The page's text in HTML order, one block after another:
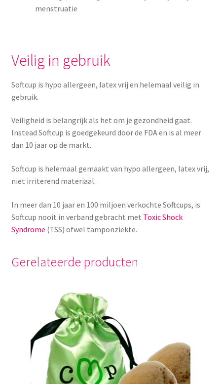
menstruatie
Veilig in gebruik
Softcup is hypo allergeen, latex vrij en helemaal veilig in
gebruik.
Veiligheid is belangrijk als het om je gezondheid gaat.
Instead Softcup is goedgekeurd door de FDA en is al meer
dan 10 jaar op de markt.
Softcup is helemaal gemaakt van hypo allergeen, latex vrij,
niet irriterend materiaal.
In meer dan 10 jaar en 100 miljoen verkochte Softcups, is
Softcup nooit in verband gebracht met Toxic Shock
Syndrome (TSS) ofwel tamponziekte.
Gerelateerde producten